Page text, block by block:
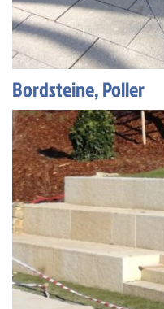
Bordsteine, Poller